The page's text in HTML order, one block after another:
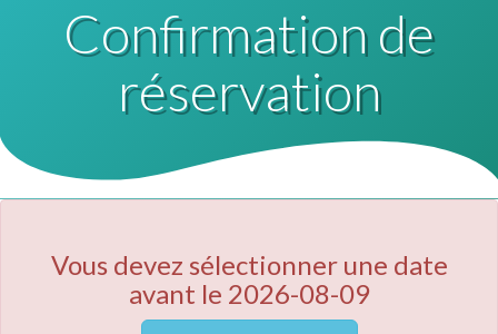
Confirmation de
réservation
Vous devez sélectionner une date
avant le 2026-08-09